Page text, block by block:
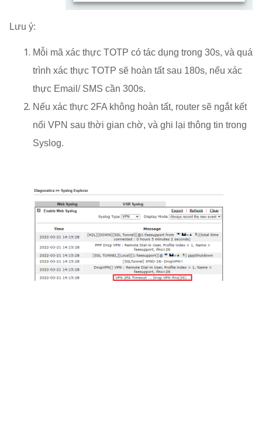
Lưu ý:
Mỗi mã xác thực TOTP có tác dụng trong 30s, và quá
trình xác thực TOTP sẽ hoàn tất sau 180s, nếu xác
thực Email/ SMS cần 300s.
Nếu xác thực 2FA không hoàn tất, router sẽ ngắt kết
nối VPN sau thời gian chờ, và ghi lại thông tin trong
Syslog.